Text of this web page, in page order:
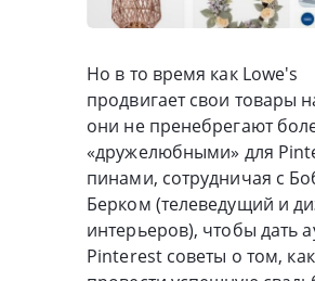
Но в то время как Lowe's
продвигает свои товары
они не пренебрегают
«дружелюбными» для
пинами, сотрудничая с
Берком (телеведущий и
интерьеров), чтобы дать
Pinterest советы о том, как